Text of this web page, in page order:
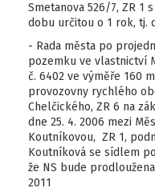
Smetanova 526/7, ZR 1
dobu určitou o 1 rok, tj.
- Rada města po
pozemku ve vlastnictví
č. 6402 ve výměře 160 m
provozovny rychlého
Chelčického, ZR 6 na
dne 25. 4. 2006 mezi
Koutníkovou, ZR 1,
Koutníková se sídlem
že NS bude
2011